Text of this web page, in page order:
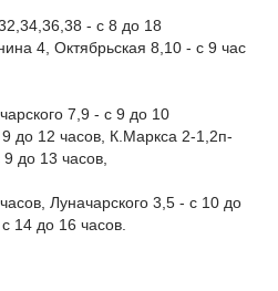
- с 8 до 18
4, Октябрьская 8,10 - с 9 час
7,9 - с 9 до 10
до 12 часов, К.Маркса 2-1,2п-
до 13 часов,
Луначарского 3,5 - с 10 до
14 до 16 часов.